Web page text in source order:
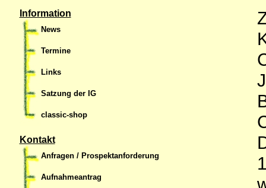
Information
News
Termine
Links
Satzung der IG
classic-shop
Kontakt
Anfragen / Prospektanforderung
Aufnahmeantrag